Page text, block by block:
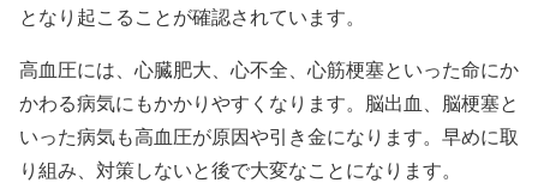
となり起こることが確認されています。
高血圧には、心臓肥大、心不全、心筋梗塞といった命にか
かわる病気にもかかりやすくなります。脳出血、脳梗塞と
いった病気も高血圧が原因や引き金になります。早めに取
り組み、対策しないと後で大変なことになります。